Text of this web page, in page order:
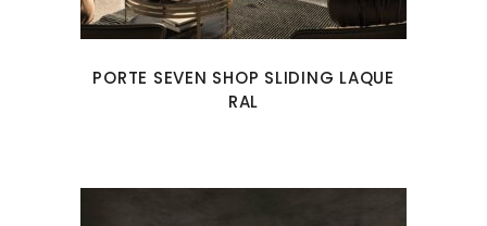
PORTE SEVEN SHOP SLIDING LAQUE
RAL